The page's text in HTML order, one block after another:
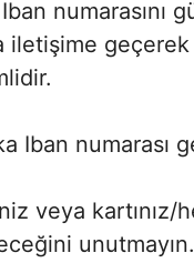
numarasını
iletişime geçerek
Iban numarası
veya
unutmayın.